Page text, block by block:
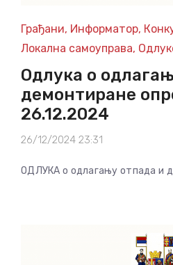
Грађани, Информатор,
Локална самоуправа,
Одлука о
демонтиране
26.12.2024
26/12/2024 23:31
ОДЛУКА о одлагању отпада и